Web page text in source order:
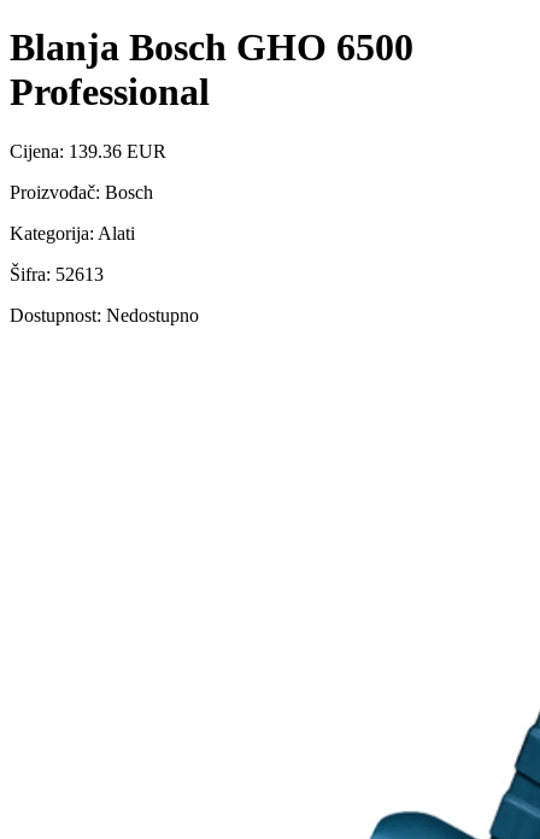
Blanja Bosch GHO 6500
Professional
Cijena: 139.36 EUR
Proizvođač: Bosch
Kategorija: Alati
Šifra: 52613
Dostupnost: Nedostupno